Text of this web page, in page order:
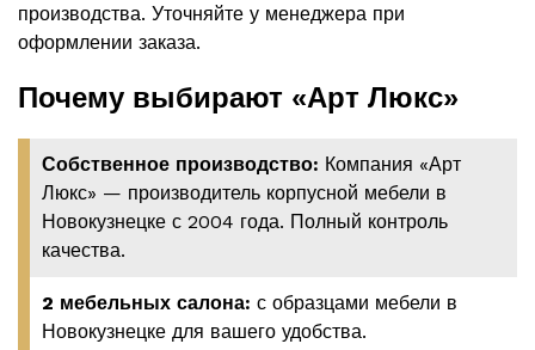
производства. Уточняйте у менеджера при
оформлении заказа.
Почему выбирают «Арт Люкс»
Собственное производство: Компания «Арт
Люкс» — производитель корпусной мебели в
Новокузнецке с 2004 года. Полный контроль
качества.
2 мебельных салона: с образцами мебели в
Новокузнецке для вашего удобства.